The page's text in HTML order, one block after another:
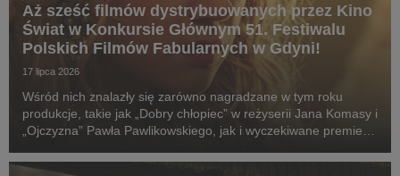
Aż sześć filmów dystrybuowanych przez Kino
Świat w Konkursie Głównym 51. Festiwalu
Polskich Filmów Fabularnych w Gdyni!
17 lipca 2026
Wśród nich znalazły się zarówno nagradzane w tym roku
produkcje, takie jak „Dobry chłopiec” w reżyserii Jana Komasy i
„Ojczyzna” Pawła Pawlikowskiego, jak i wyczekiwane premiery:
„Violetta Villas”.